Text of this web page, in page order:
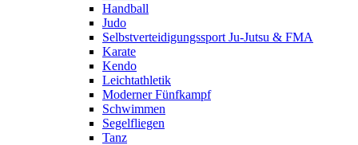
Handball
Judo
Selbstverteidigungssport Ju-Jutsu & FMA
Karate
Kendo
Leichtathletik
Moderner Fünfkampf
Schwimmen
Segelfliegen
Tanz